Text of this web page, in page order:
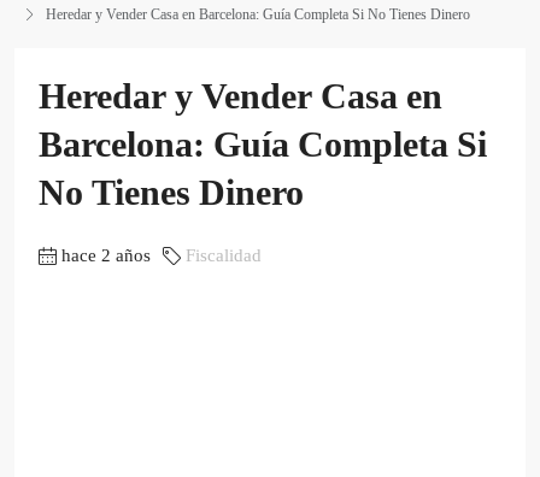
Heredar y Vender Casa en Barcelona: Guía Completa Si No Tienes Dinero
Heredar y Vender Casa en
Barcelona: Guía Completa Si
No Tienes Dinero
hace 2 años Fiscalidad